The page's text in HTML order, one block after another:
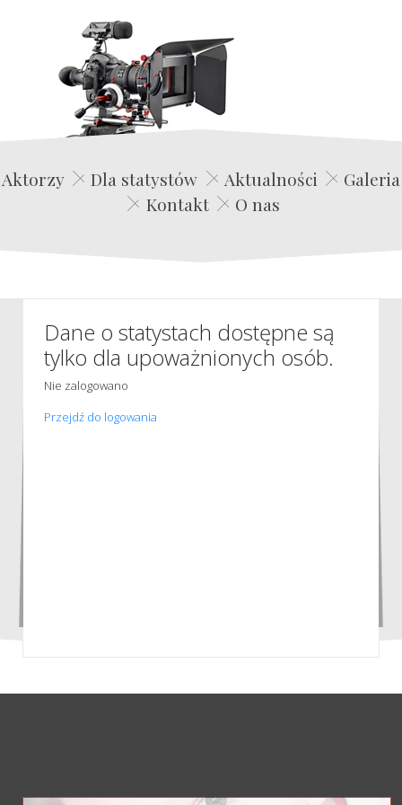
Edwin Film Agencja Aktorska
Aktorzy Dla statystów Aktualności
Galeria
Kontakt
O nas
Dane o statystach dostępne są
tylko dla upoważnionych osób.
Nie zalogowano
Przejdź do logowania